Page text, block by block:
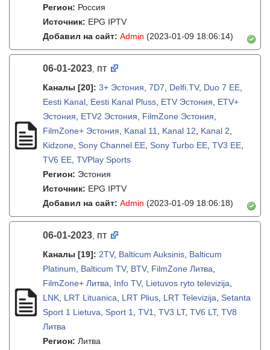
Регион: Россия
Источник: EPG IPTV
Добавил на сайт: Admin (2023-01-09 18:06:14)
06-01-2023, пт
Каналы [20]: 3+ Эстония 7D7 Delfi.TV, Duo 7 EE
Eesti Kanal Eesti Kanal Pluss ETV Эстония
ETV+
Эстония
ETV2 Эстония FilmZone Эстония
FilmZone+ Эстония
Kanal 11 Kanal 12 Kanal 2
Kidzone Sony Channel EE Sony Turbo EE TV3 EE
TV6 EE TVPlay Sports
Регион: Эстония
Источник: EPG IPTV
Добавил на сайт: Admin (2023-01-09 18:06:18)
06-01-2023, пт
Каналы [19]: 2TV, Balticum Auksinis Balticum
Platinum
Balticum TV, BTV, FilmZone Литва
FilmZone+ Литва
Info TV, Lietuvos ryto televizija
LNK LRT Lituanica LRT Plius LRT Televizija
Setanta
Sport 1 Lietuva
Sport 1 TV1 TV3 LT, TV6 LT, TV8
Литва
Регион: Литва